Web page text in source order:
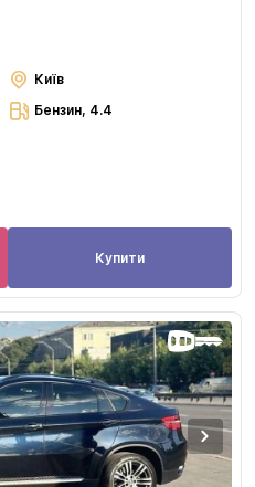
Київ
Бензин, 4.4
Купити